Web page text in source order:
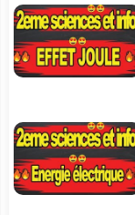
3:13
12:11